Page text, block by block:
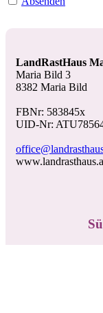
LandRastHaus
Maria Bild 3
8382 Maria Bild
FBNr: 583845x
UID-Nr: